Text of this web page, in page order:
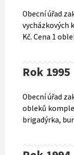
Obecní úřad
vycházkových
Kč. Cena 1
Rok 1995
Obecní úřad
obleků
brigadýrka,